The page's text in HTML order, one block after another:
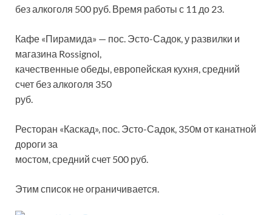
без алкоголя 500 руб. Время работы с 11 до 23.
Кафе «Пирамида» — пос. Эсто-Садок, у развилки и
магазина Rossignol,
качественные обеды, европейская кухня, средний
счет без алкоголя 350
руб.
Ресторан «Каскад», пос. Эсто-Садок, 350м от канатной
дороги за
мостом, средний счет 500 руб.
Этим список не ограничивается.